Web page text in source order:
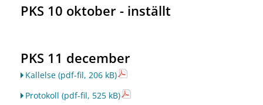
PKS 10 oktober - inställt
PKS 11 december
Kallelse(pdf-fil, 206 kB)
Protokoll (pdf-fil, 525 kB)